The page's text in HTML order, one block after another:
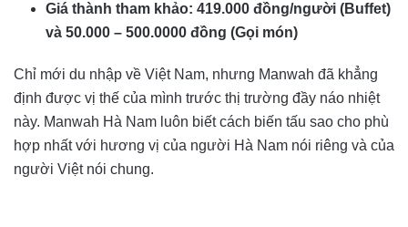
Giá thành tham khảo: 419.000 đồng/người (Buffet)
và 50.000 – 500.0000 đồng (Gọi món)
Chỉ mới du nhập về Việt Nam, nhưng Manwah đã khẳng
định được vị thế của mình trước thị trường đầy náo nhiệt
này. Manwah Hà Nam luôn biết cách biến tấu sao cho phù
hợp nhất với hương vị của người Hà Nam nói riêng và của
người Việt nói chung.